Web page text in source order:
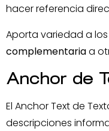
hacer referencia
Aporta variedad a
complementariaa
Anchor de
El Anchor Text de
descripciones